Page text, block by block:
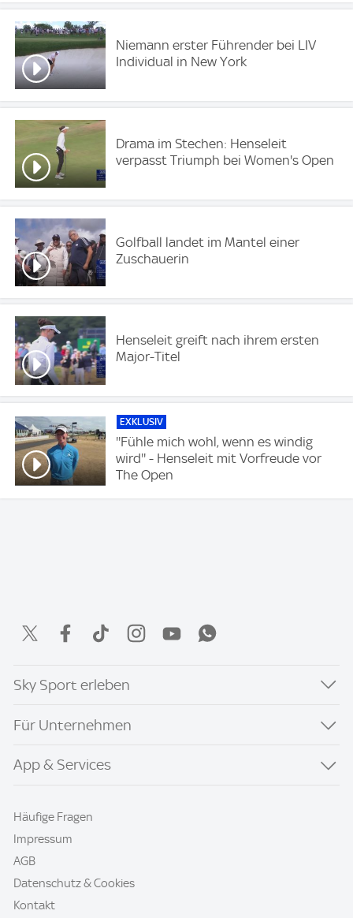
Niemann erster Führender bei LIV
Individual in New York
Drama im Stechen: Henseleit
verpasst Triumph bei Women's Open
Golfball landet im Mantel einer
Zuschauerin
Henseleit greift nach ihrem ersten
Major-Titel
EXKLUSIV
''Fühle mich wohl, wenn es windig
wird'' - Henseleit mit Vorfreude vor
The Open
Sky Sport erleben
Für Unternehmen
App & Services
Häufige Fragen
Impressum
AGB
Datenschutz & Cookies
Kontakt